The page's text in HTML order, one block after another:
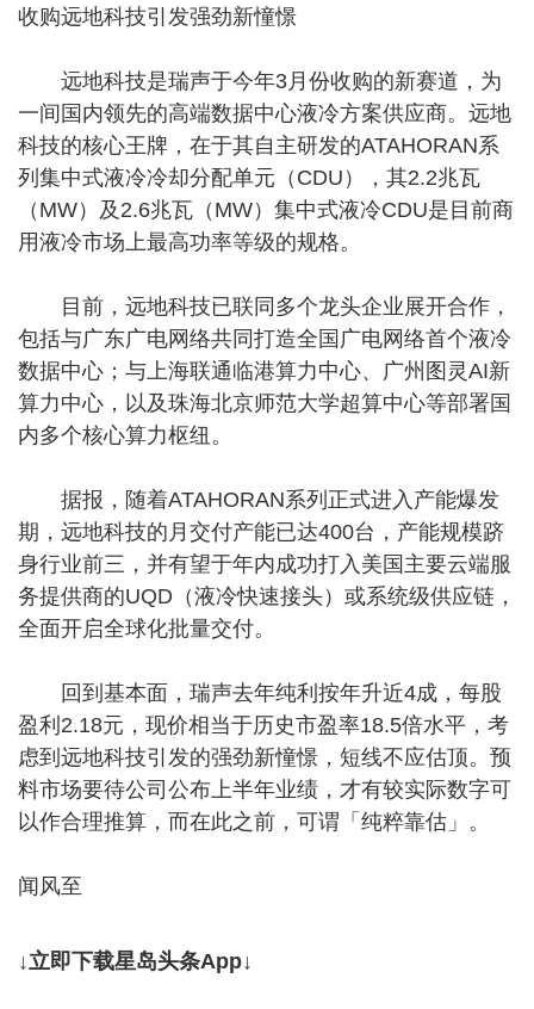
收购远地科技引发强劲新憧憬
远地科技是瑞声于今年3月份收购的新赛道，为
一间国内领先的高端数据中心液冷方案供应商。远地
科技的核心王牌，在于其自主研发的ATAHORAN系
列集中式液冷冷却分配单元（CDU），其2.2兆瓦
（MW）及2.6兆瓦（MW）集中式液冷CDU是目前商
用液冷市场上最高功率等级的规格。
目前，远地科技已联同多个龙头企业展开合作，
包括与广东广电网络共同打造全国广电网络首个液冷
数据中心；与上海联通临港算力中心、广州图灵AI新
算力中心，以及珠海北京师范大学超算中心等部署国
内多个核心算力枢纽。
据报，随着ATAHORAN系列正式进入产能爆发
期，远地科技的月交付产能已达400台，产能规模跻
身行业前三，并有望于年内成功打入美国主要云端服
务提供商的UQD（液冷快速接头）或系统级供应链，
全面开启全球化批量交付。
回到基本面，瑞声去年纯利按年升近4成，每股
盈利2.18元，现价相当于历史市盈率18.5倍水平，考
虑到远地科技引发的强劲新憧憬，短线不应估顶。预
料市场要待公司公布上半年业绩，才有较实际数字可
以作合理推算，而在此之前，可谓「纯粹靠估」。
闻风至
↓立即下载星岛头条App↓